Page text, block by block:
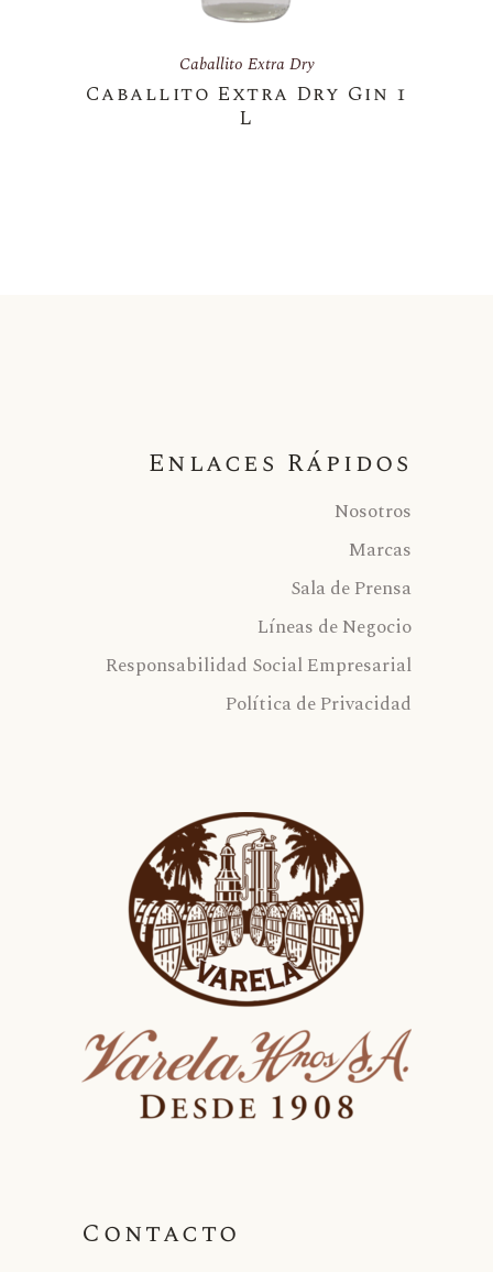
Caballito Extra Dry
Caballito Extra Dry Gin 1
L
Enlaces Rápidos
Nosotros
Marcas
Sala de Prensa
Líneas de Negocio
Responsabilidad Social Empresarial
Política de Privacidad
Contacto